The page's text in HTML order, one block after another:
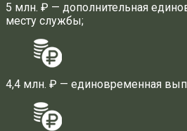
5 млн. ₽ — дополнительная
месту службы;
4,4 млн. ₽ — единовременная